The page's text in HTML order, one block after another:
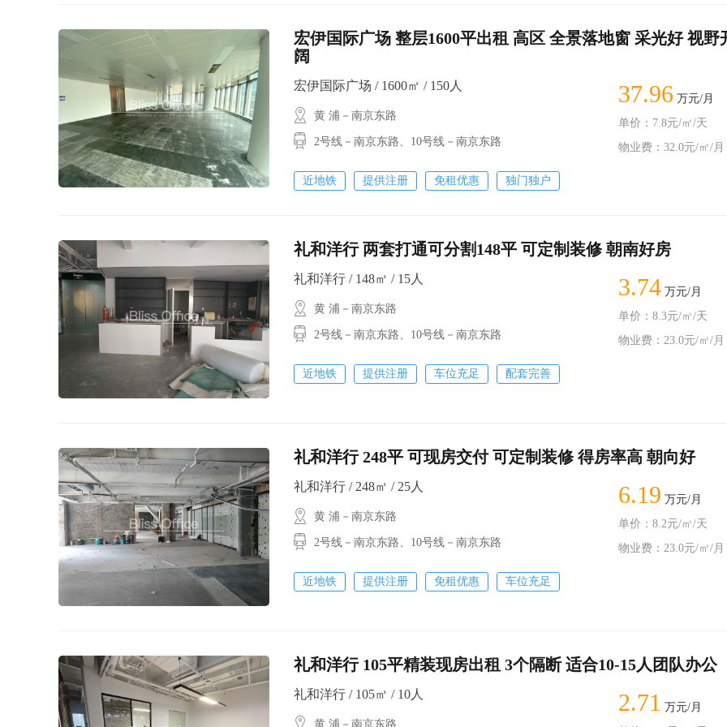
宏伊国际广场 整层1600平出租 高区 全景落地窗 采光好 视野
阔
宏伊国际广场 / 1600㎡ / 150人
黄 浦－南京东路
2号线－南京东路、10号线－南京东路
近地铁 提供注册 免租优惠 独门独户
37.96 万元/月
单价：7.8元/㎡/天
物业费：32.0元/㎡/月
礼和洋行 两套打通可分割148平 可定制装修 朝南好房
礼和洋行 / 148㎡ / 15人
黄 浦－南京东路
2号线－南京东路、10号线－南京东路
近地铁 提供注册 车位充足 配套完善
3.74 万元/月
单价：8.3元/㎡/天
物业费：23.0元/㎡/月
礼和洋行 248平 可现房交付 可定制装修 得房率高 朝向好
礼和洋行 / 248㎡ / 25人
黄 浦－南京东路
2号线－南京东路、10号线－南京东路
近地铁 提供注册 免租优惠 车位充足
6.19 万元/月
单价：8.2元/㎡/天
物业费：23.0元/㎡/月
礼和洋行 105平精装现房出租 3个隔断 适合10-15人团队办公
礼和洋行 / 105㎡ / 10人
黄 浦－南京东路
2.71 万元/月